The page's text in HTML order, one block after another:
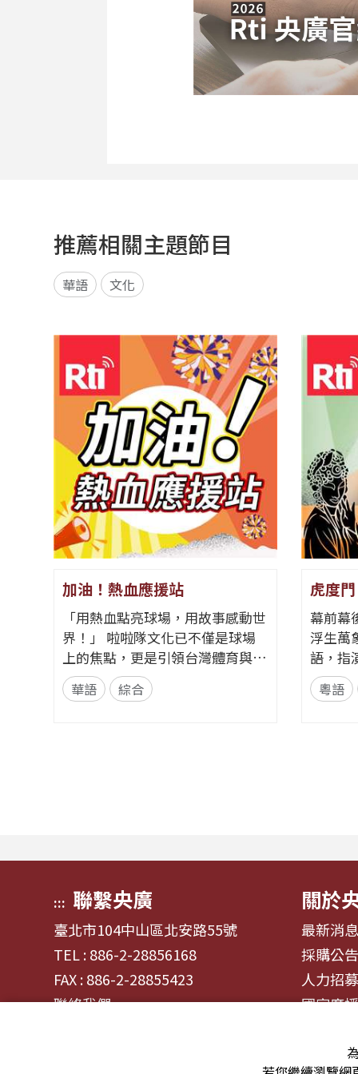
推薦相關主題節目
華語 文化
加油！熱血應援站
「用熱血點亮球場，用故事感動世
界！」 啦啦隊文化已不僅是球場
上的焦點，更是引領台灣體育與娛
樂走向國際的獨特軟實力。全新節
目《加油！熱血應援站》，由香港
華語 綜合
虎度門
幕前幕
浮生萬象。 「虎度
語，指
，跨過
心投入
粵語
::: 聯繫央廣
臺北市104中山區北安路55號
TEL : 886-2-28856168
FAX : 886-2-28855423
聯絡我們
關於
最新消
採購公
人力招
國家廣